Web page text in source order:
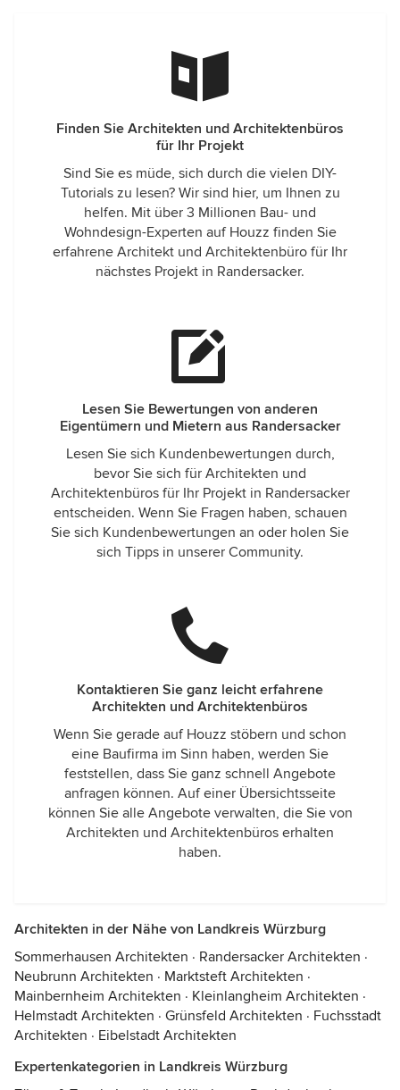
Finden Sie Architekten und Architektenbüros
für Ihr Projekt
Sind Sie es müde, sich durch die vielen DIY-
Tutorials zu lesen? Wir sind hier, um Ihnen zu
helfen. Mit über 3 Millionen Bau- und
Wohndesign-Experten auf Houzz finden Sie
erfahrene Architekt und Architektenbüro für Ihr
nächstes Projekt in Randersacker.
Lesen Sie Bewertungen von anderen
Eigentümern und Mietern aus Randersacker
Lesen Sie sich Kundenbewertungen durch,
bevor Sie sich für Architekten und
Architektenbüros für Ihr Projekt in Randersacker
entscheiden. Wenn Sie Fragen haben, schauen
Sie sich Kundenbewertungen an oder holen Sie
sich Tipps in unserer Community.
Kontaktieren Sie ganz leicht erfahrene
Architekten und Architektenbüros
Wenn Sie gerade auf Houzz stöbern und schon
eine Baufirma im Sinn haben, werden Sie
feststellen, dass Sie ganz schnell Angebote
anfragen können. Auf einer Übersichtsseite
können Sie alle Angebote verwalten, die Sie von
Architekten und Architektenbüros erhalten
haben.
Architekten in der Nähe von Landkreis Würzburg
Sommerhausen Architekten · Randersacker Architekten ·
Neubrunn Architekten · Marktsteft Architekten ·
Mainbernheim Architekten · Kleinlangheim Architekten ·
Helmstadt Architekten · Grünsfeld Architekten · Fuchsstadt
Architekten · Eibelstadt Architekten
Expertenkategorien in Landkreis Würzburg